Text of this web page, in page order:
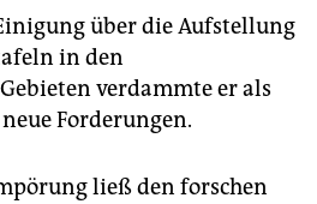
über die Aufstellung
in den
verdammte er als
Forderungen.
ließ den forschen